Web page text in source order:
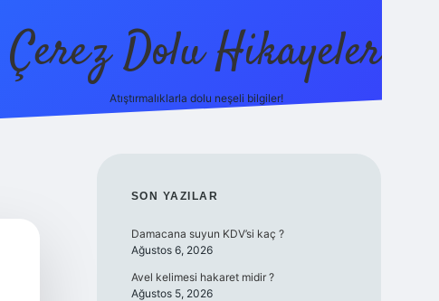
Çerez Dolu Hikayeler
Atıştırmalıklarla dolu neşeli bilgiler!
SIDEBAR
SON YAZILAR
Damacana suyun KDV’si kaç ?
Ağustos 6, 2026
Avel kelimesi hakaret midir ?
Ağustos 5, 2026